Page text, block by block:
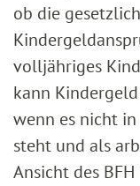
ob die
volljähriges
kann
wenn es nicht
steht und als
Ansicht des